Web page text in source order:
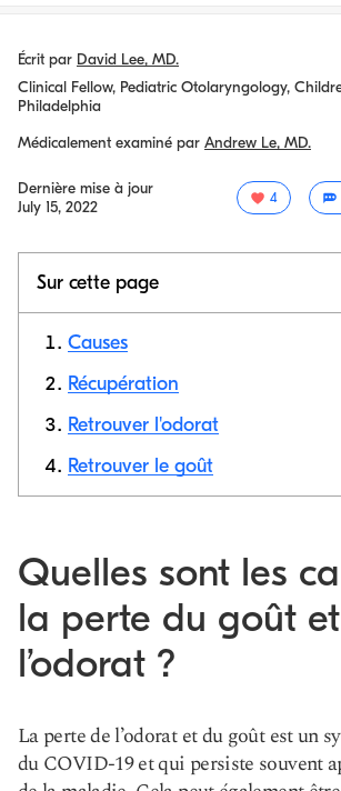
Écrit par David Lee, MD.
Clinical Fellow, Pediatric Otolaryngology,
Philadelphia
Médicalement examiné par Andrew Le, MD.
Dernière mise à jour
July 15, 2022
4
Sur cette page
Causes
Récupération
Retrouver l'odorat
Retrouver le goût
Quelles sont les
la perte du goût
l’odorat ?
La perte de l’odorat et du goût est un
du COVID-19 et qui persiste souvent